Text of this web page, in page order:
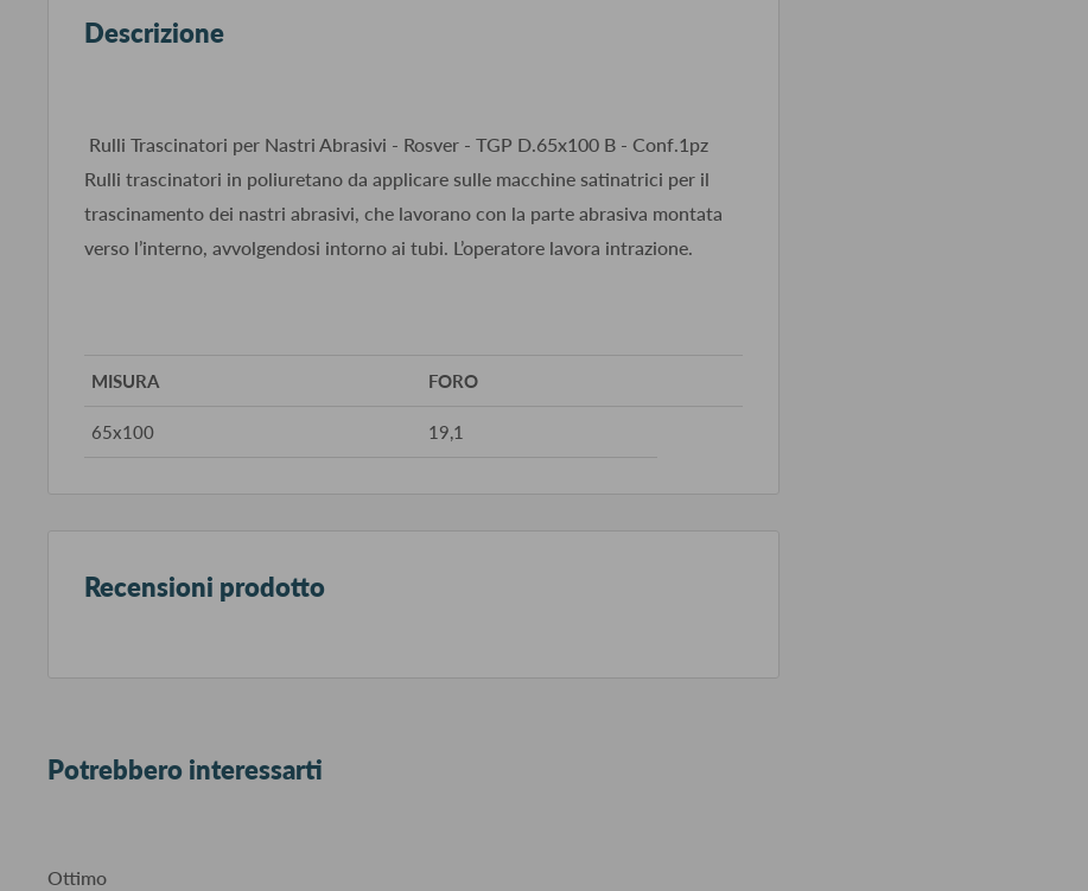
Descrizione
Rulli Trascinatori per Nastri Abrasivi - Rosver - TGP D.65x100 B - Conf.1pz
Rulli trascinatori in poliuretano da applicare sulle macchine satinatrici per il
trascinamento dei nastri abrasivi, che lavorano con la parte abrasiva montata
verso l’interno, avvolgendosi intorno ai tubi. L’operatore lavora intrazione.
MISURA FORO
65x100 19,1
Recensioni prodotto
Potrebbero interessarti
Ottimo